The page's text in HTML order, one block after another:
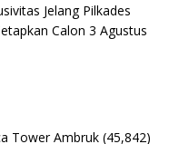
Jelang Pilkades
Calon 3 Agustus
Tower Ambruk (45,842)